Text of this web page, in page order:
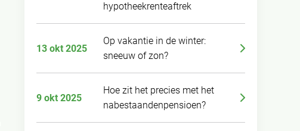
hypotheekrenteaftrek
13 okt 2025
Op vakantie in de winter:
sneeuw of zon?
9 okt 2025
Hoe zit het precies met het
nabestaandenpensioen?